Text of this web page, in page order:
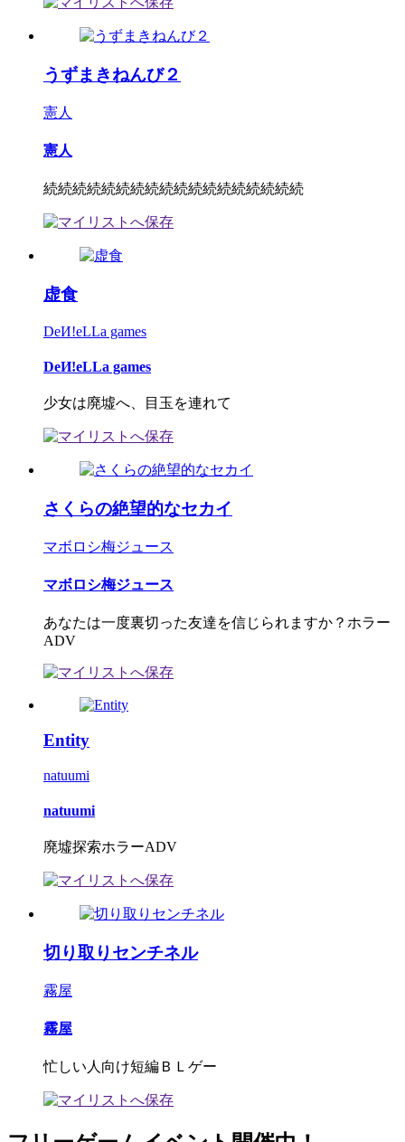
うずまきねんび２
憲人
憲人
続続続続続続続続続続続続続続続続続続
虚食
DeИ!eLLa games
DeИ!eLLa games
少女は廃墟へ、目玉を連れて
さくらの絶望的なセカイ
マボロシ梅ジュース
マボロシ梅ジュース
あなたは一度裏切った友達を信じられますか？ホラー
ADV
Entity
natuumi
natuumi
廃墟探索ホラーADV
切り取りセンチネル
霧屋
霧屋
忙しい人向け短編ＢＬゲー